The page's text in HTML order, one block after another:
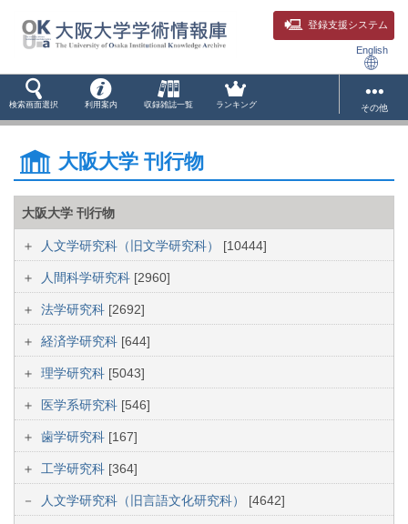
登録支援システム
English
検索画面選択 利用案内 収録雑誌一覧 ランキング その他
大阪大学 刊行物
大阪大学 刊行物
人文学研究科（旧文学研究科） [10444]
人間科学研究科 [2960]
法学研究科 [2692]
経済学研究科 [644]
理学研究科 [5043]
医学系研究科 [546]
歯学研究科 [167]
工学研究科 [364]
人文学研究科（旧言語文化研究科） [4642]